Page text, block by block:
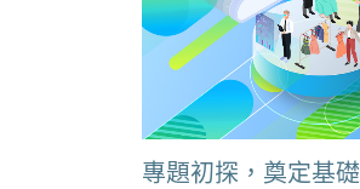
專題初探，奠定基礎